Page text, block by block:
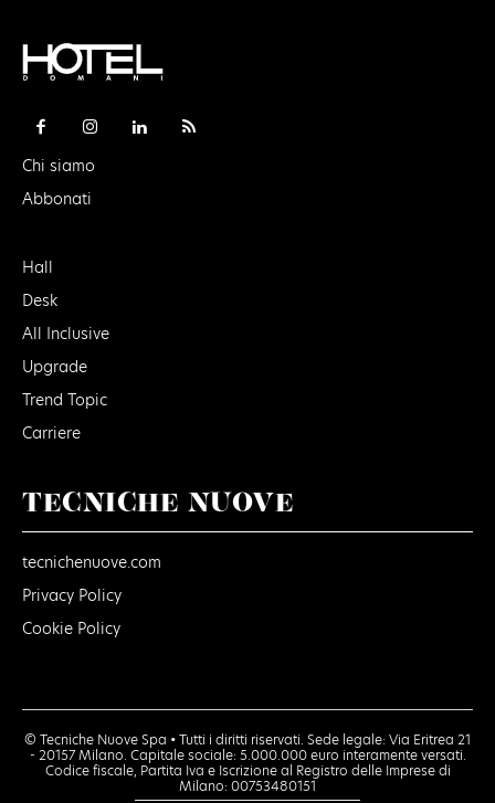
Chi siamo
Abbonati
Hall
Desk
All Inclusive
Upgrade
Trend Topic
Carriere
TECNICHE NUOVE
tecnichenuove.com
Privacy Policy
Cookie Policy
© Tecniche Nuove Spa • Tutti i diritti riservati. Sede legale: Via Eritrea 21
- 20157 Milano. Capitale sociale: 5.000.000 euro interamente versati.
Codice fiscale, Partita Iva e Iscrizione al Registro delle Imprese di
Milano: 00753480151